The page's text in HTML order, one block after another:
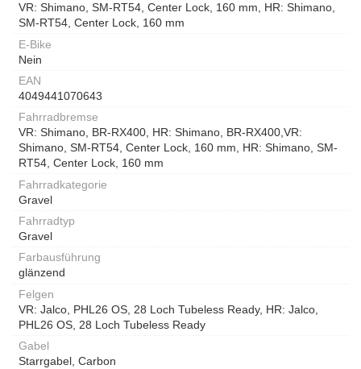
VR: Shimano, SM-RT54, Center Lock, 160 mm, HR: Shimano,
SM-RT54, Center Lock, 160 mm
E-Bike
Nein
EAN
4049441070643
Fahrradbremse
VR: Shimano, BR-RX400, HR: Shimano, BR-RX400,VR:
Shimano, SM-RT54, Center Lock, 160 mm, HR: Shimano, SM-
RT54, Center Lock, 160 mm
Fahrradkategorie
Gravel
Fahrradtyp
Gravel
Farbausführung
glänzend
Felgen
VR: Jalco, PHL26 OS, 28 Loch Tubeless Ready, HR: Jalco,
PHL26 OS, 28 Loch Tubeless Ready
Gabel
Starrgabel, Carbon